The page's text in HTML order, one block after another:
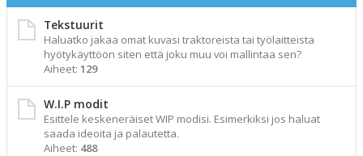
Tekstuurit
Haluatko jakaa omat kuvasi traktoreista tai työlaitteista
hyötykäyttöön siten että joku muu voi mallintaa sen?
Aiheet: 129
W.I.P modit
Esittele keskeneräiset WIP modisi. Esimerkiksi jos haluat
saada ideoita ja palautetta.
Aiheet: 488